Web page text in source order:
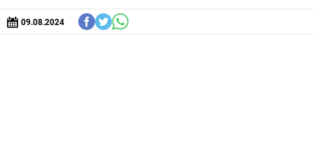
09.08.2024